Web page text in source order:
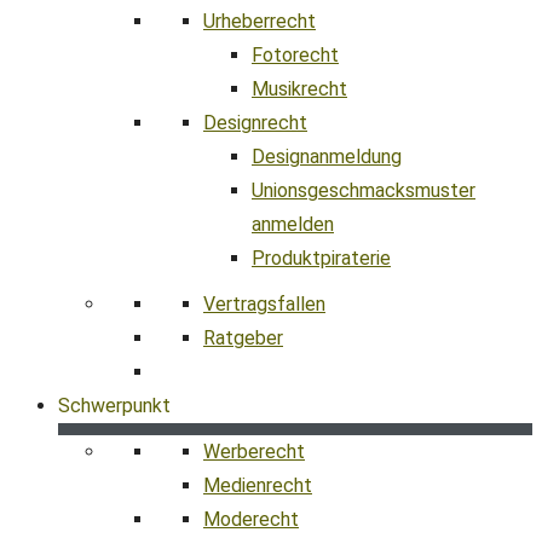
Urheberrecht
Fotorecht
Musikrecht
Designrecht
Designanmeldung
Unionsgeschmacksmuster
anmelden
Produktpiraterie
Vertragsfallen
Ratgeber
Schwerpunkt
Werberecht
Medienrecht
Moderecht